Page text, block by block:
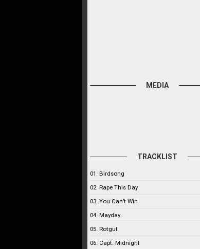
MEDIA
TRACKLIST
01. Birdsong
02. Rape This Day
03. You Can’t Win
04. Mayday
05. Rotgut
06. Capt. Midnight